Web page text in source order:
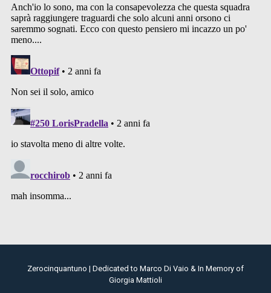
Zerocinquantuno | Dedicated to Marco Di Vaio & In Memory of
Giorgia Mattioli